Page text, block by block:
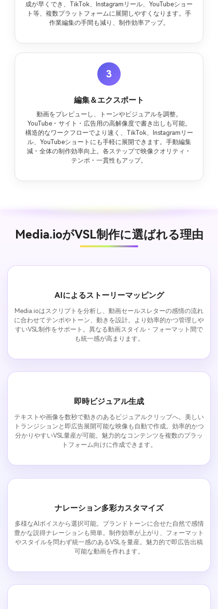
成が早くでき、TikTok、Instagramリール、YouTubeショー
ト等、複数プラットフォームに展開しやすくなります。手
作業編集の手間も減り、制作効率アップ。
3
編集＆エクスポート
動画をプレビューし、トーンやビジュアルを調整。
YouTube・サイト・広告用の高解像度で書き出しも可能。
構造的なワークフローでより速く、TikTok、Instagramリー
ル、YouTubeショートにも手軽に展開できます。手動編集
減・全体の制作効率向上。各ステップで映像クオリティ・
テンポ・一貫性もアップ。
Media.ioがVSL制作に選ばれる理由
AIによるストーリーマッピング
Media.ioはスクリプトを分析し、動画セールスレターの感情の流れ
に合わせてテンポやトーン、動きを設計。より効率的かつ管理しや
すいVSL制作をサポート。異なる動画スタイル・フォーマット間で
も統一感が高まります。
即時ビジュアル生成
テキストや画像を数秒で動きのあるビジュアルクリップへ。美しい
トランジションと即広告展開可能な映像も自動で作成。効率的かつ
分かりやすいVSL量産が可能。魅力的なコンテンツを複数のプラッ
トフォーム向けに作成できます。
ナレーション多彩カスタマイズ
多様なAIボイスから選択可能。ブランドトーンに合せた自然で感情
豊かな説得ナレーションも簡単。制作効率が上がり、フォーマット
やスタイルを問わず統一感のあるVSLを量産。魅力的で即広告出稿
可能な動画を作れます。